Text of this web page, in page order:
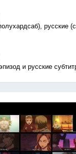
русские
и русские